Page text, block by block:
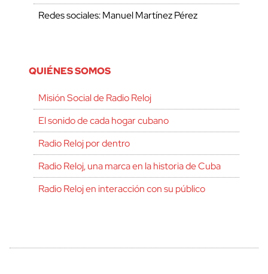
Redes sociales: Manuel Martínez Pérez
QUIÉNES SOMOS
Misión Social de Radio Reloj
El sonido de cada hogar cubano
Radio Reloj por dentro
Radio Reloj, una marca en la historia de Cuba
Radio Reloj en interacción con su público